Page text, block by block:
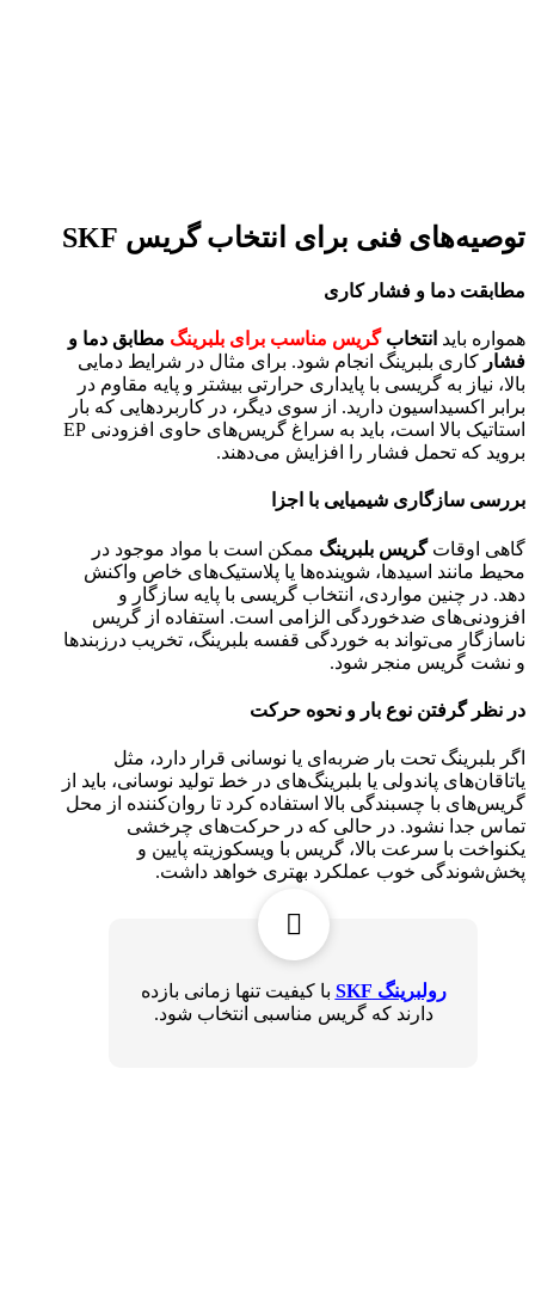
توصیه‌های فنی برای انتخاب گریس SKF
مطابقت دما و فشار کاری
همواره باید انتخابگریس مناسب برای بلبرینگ‌ مطابق دما و
فشار کاری بلبرینگ انجام شود. برای مثال در شرایط دمایی
بالا، نیاز به گریسی با پایداری حرارتی بیشتر و پایه مقاوم در
برابر اکسیداسیون دارید. از سوی دیگر، در کاربردهایی که بار
استاتیک بالا است، باید به سراغ گریس‌های حاوی افزودنی EP
بروید که تحمل فشار را افزایش می‌دهند.
بررسی سازگاری شیمیایی با اجزا
گاهی اوقاتگریس بلبرینگ ممکن است با مواد موجود در
محیط مانند اسیدها، شوینده‌ها یا پلاستیک‌های خاص واکنش
دهد. در چنین مواردی، انتخاب گریسی با پایه سازگار و
افزودنی‌های ضدخوردگی الزامی است. استفاده از گریس
ناسازگار می‌تواند به خوردگی قفسه بلبرینگ، تخریب درزبندها
و نشت گریس منجر شود.
در نظر گرفتن نوع بار و نحوه حرکت
اگر بلبرینگ تحت بار ضربه‌ای یا نوسانی قرار دارد، مثل
یاتاقان‌های پاندولی یا بلبرینگ‌های در خط تولید نوسانی، باید از
گریس‌های با چسبندگی بالا استفاده کرد تا روان‌کننده از محل
تماس جدا نشود. در حالی که در حرکت‌های چرخشی
یکنواخت با سرعت بالا، گریس با ویسکوزیته پایین و
پخش‌شوندگی خوب عملکرد بهتری خواهد داشت.
رولبرینگ‌ SKF
با کیفیت تنها زمانی بازده
دارند که گریس مناسبی انتخاب شود.